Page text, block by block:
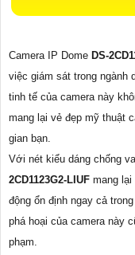
Camera IP Dome DS-
việc giám sát trong ngành
tinh tế của camera này
mang lại vẻ đẹp mỹ thuật
gian bạn.
Với nét kiểu dáng chống
2CD1123G2-LIUF mang
động ổn định ngay cả
phá hoại của camera này
phạm.